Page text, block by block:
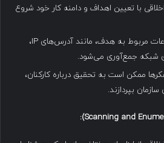
با تعیین اهداف و دامنه کار خود شروع
: اطلاعات مربوط به هدف، مانند آدرس‌های IP،
شبکه جمع‌آوری می‌شود.
ممکن است به تحقیق درباره کارکنان،
بپردازند.